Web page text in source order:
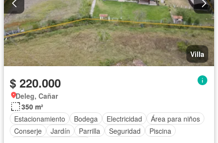
Villa
$ 220.000
Deleg, Cañar
350 m²
Estacionamiento
Bodega Electricidad
Área para niños
Conserje
Jardín Parrilla Seguridad
Piscina